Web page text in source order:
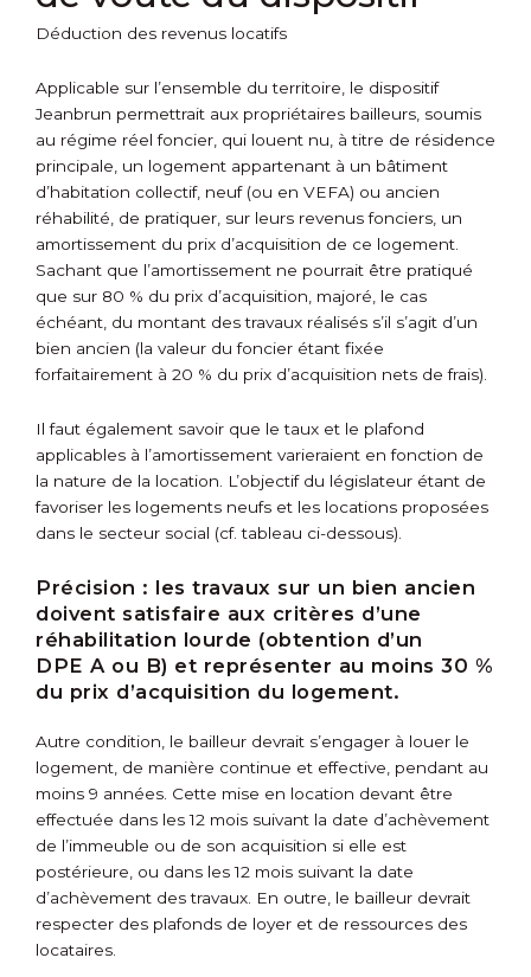
Déduction des revenus locatifs
Applicable sur l’ensemble du territoire, le dispositif
Jeanbrun permettrait aux propriétaires bailleurs, soumis
au régime réel foncier, qui louent nu, à titre de résidence
principale, un logement appartenant à un bâtiment
d’habitation collectif, neuf (ou en VEFA) ou ancien
réhabilité, de pratiquer, sur leurs revenus fonciers, un
amortissement du prix d’acquisition de ce logement.
Sachant que l’amortissement ne pourrait être pratiqué
que sur 80 % du prix d’acquisition, majoré, le cas
échéant, du montant des travaux réalisés s’il s’agit d’un
bien ancien (la valeur du foncier étant fixée
forfaitairement à 20 % du prix d’acquisition nets de frais).
Il faut également savoir que le taux et le plafond
applicables à l’amortissement varieraient en fonction de
la nature de la location. L’objectif du législateur étant de
favoriser les logements neufs et les locations proposées
dans le secteur social (cf. tableau ci-dessous).
Précision : les travaux sur un bien ancien
doivent satisfaire aux critères d’une
réhabilitation lourde (obtention d’un
DPE A ou B) et représenter au moins 30 %
du prix d’acquisition du logement.
Autre condition, le bailleur devrait s’engager à louer le
logement, de manière continue et effective, pendant au
moins 9 années. Cette mise en location devant être
effectuée dans les 12 mois suivant la date d’achèvement
de l’immeuble ou de son acquisition si elle est
postérieure, ou dans les 12 mois suivant la date
d’achèvement des travaux. En outre, le bailleur devrait
respecter des plafonds de loyer et de ressources des
locataires.